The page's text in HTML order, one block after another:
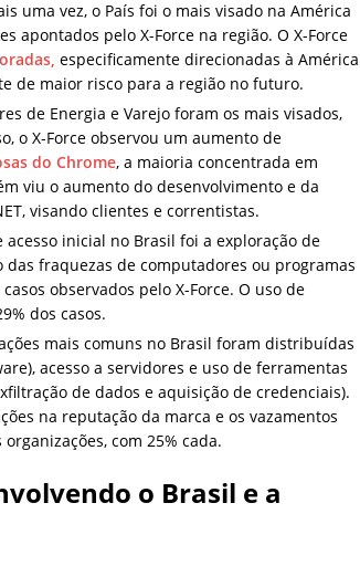
uma vez, o País foi o mais visado na América
apontados pelo X-Force na região. O X-Force
especificamente direcionadas à América
de maior risco para a região no futuro.
de Energia e Varejo foram os mais visados,
o X-Force observou um aumento de
do Chrome, a maioria concentrada em
viu o aumento do desenvolvimento e da
visando clientes e correntistas.
acesso inicial no Brasil foi a exploração de
fraquezas de computadores ou programas
observados pelo X-Force. O uso de
dos casos.
mais comuns no Brasil foram distribuídas
acesso a servidores e uso de ferramentas
de dados e aquisição de credenciais).
na reputação da marca e os vazamentos
com 25% cada.
o Brasil e a